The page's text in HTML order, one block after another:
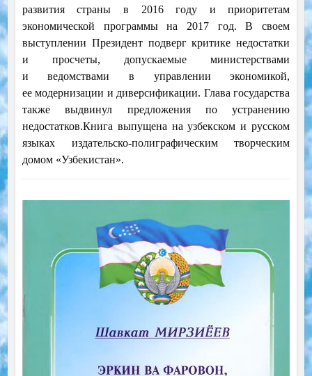
развития страны в 2016 году и приоритетам
экономической программы на 2017 год. В своем
выступлении Президент подверг критике недостатки
и просчеты, допускаемые министерствами
и ведомствами в управлении экономикой,
ее модернизации и диверсификации. Глава государства
также выдвинул предложения по устранению
недостатков.Книга выпущена на узбекском и русском
языках издательско-полиграфическим творческим
домом «Узбекистан».